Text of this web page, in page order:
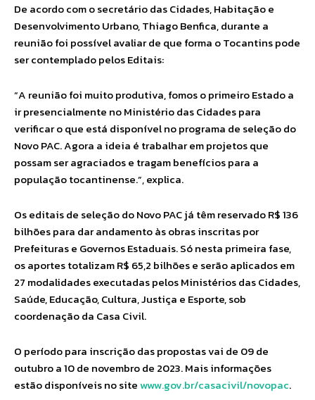
De acordo com o secretário das Cidades, Habitação e
Desenvolvimento Urbano, Thiago Benfica, durante a
reunião foi possível avaliar de que forma o Tocantins pode
ser contemplado pelos Editais:
“A reunião foi muito produtiva, fomos o primeiro Estado a
ir presencialmente no Ministério das Cidades para
verificar o que está disponível no programa de seleção do
Novo PAC. Agora a ideia é trabalhar em projetos que
possam ser agraciados e tragam benefícios para a
população tocantinense.”, explica.
Os editais de seleção do Novo PAC já têm reservado R$ 136
bilhões para dar andamento às obras inscritas por
Prefeituras e Governos Estaduais. Só nesta primeira fase,
os aportes totalizam R$ 65,2 bilhões e serão aplicados em
27 modalidades executadas pelos Ministérios das Cidades,
Saúde, Educação, Cultura, Justiça e Esporte, sob
coordenação da Casa Civil.
O período para inscrição das propostas vai de 09 de
outubro a 10 de novembro de 2023. Mais informações
estão disponíveis no sitewww.gov.br/casacivil/novopac.